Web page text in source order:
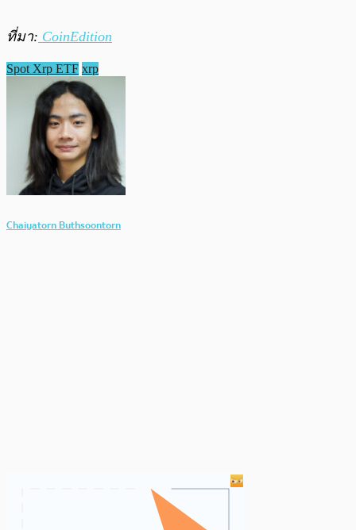
ที่มา: CoinEdition
Spot Xrp ETF xrp
Chaiyatorn Buthsoontorn